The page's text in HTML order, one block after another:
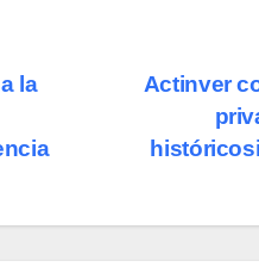
Actinver
la